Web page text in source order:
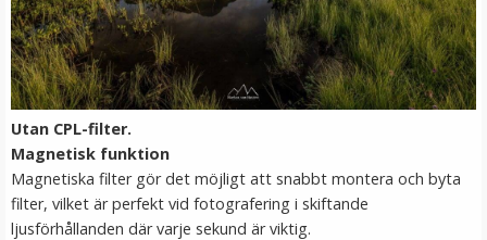
★★★★★
LÄGG I VARUKORG
Utan CPL-filter.
Magnetisk funktion
Magnetiska filter gör det möjligt att snabbt montera och byta
filter, vilket är perfekt vid fotografering i skiftande
ljusförhållanden där varje sekund är viktig.